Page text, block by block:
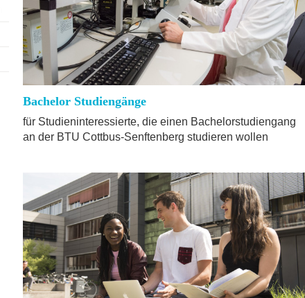
Bachelor Studiengänge
für Studieninteressierte, die einen Bachelorstudiengang
an der BTU Cottbus-Senftenberg studieren wollen